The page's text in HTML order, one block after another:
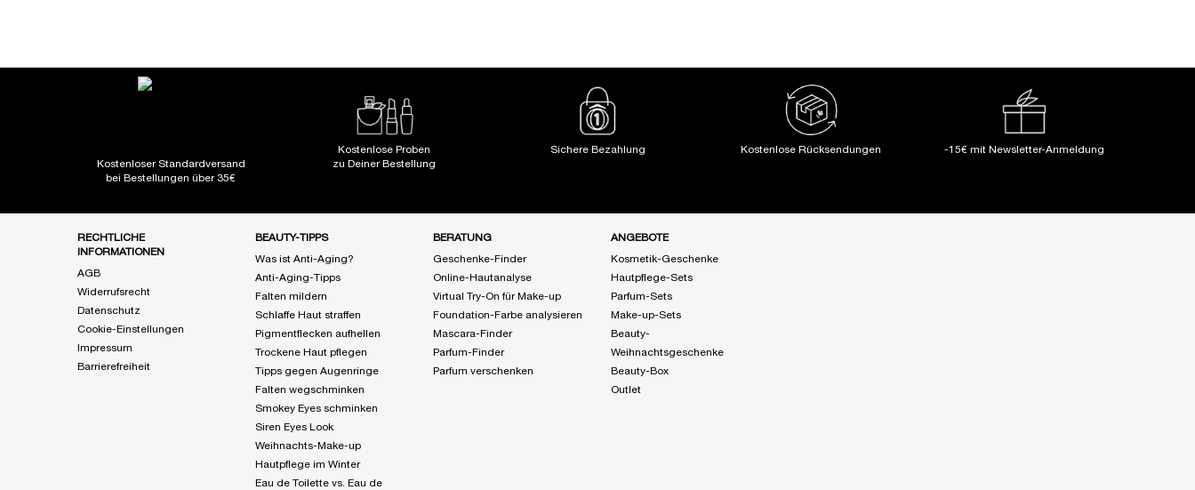
Kostenloser Standardversand
bei Bestellungen über 35€
Kostenlose Proben
zu Deiner Bestellung
Sichere Bezahlung Kostenlose Rücksendungen -15€ mit Newsletter-Anmeldung
RECHTLICHE
INFORMATIONEN
AGB
Widerrufsrecht
Datenschutz
Cookie-Einstellungen
Impressum
Barrierefreiheit
BEAUTY-TIPPS
Was ist Anti-Aging?
Anti-Aging-Tipps
Falten mildern
Schlaffe Haut straffen
Pigmentflecken aufhellen
Trockene Haut pflegen
Tipps gegen Augenringe
Falten wegschminken
Smokey Eyes schminken
Siren Eyes Look
Weihnachts-Make-up
Hautpflege im Winter
Eau de Toilette vs. Eau de
BERATUNG
Geschenke-Finder
Online-Hautanalyse
Virtual Try-On für Make-up
Foundation-Farbe analysieren
Mascara-Finder
Parfum-Finder
Parfum verschenken
ANGEBOTE
Kosmetik-Geschenke
Hautpflege-Sets
Parfum-Sets
Make-up-Sets
Beauty-
Weihnachtsgeschenke
Beauty-Box
Outlet